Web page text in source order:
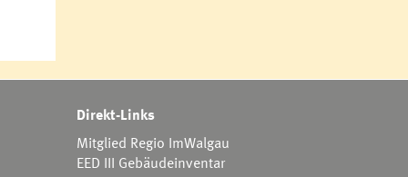
Direkt-Links
Mitglied Regio ImWalgau
EED III Gebäudeinventar